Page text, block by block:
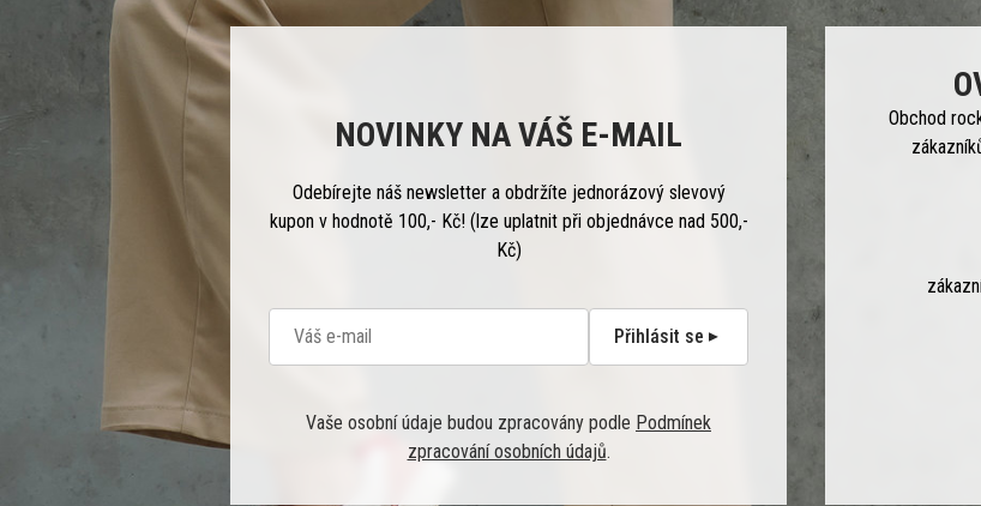
NOVINKY NA VÁŠ E-MAIL
Odebírejte náš newsletter a obdržíte jednorázový slevový
kupon v hodnotě 100,- Kč! (lze uplatnit při objednávce nad 500,-
Kč)
Přihlásit se
Vaše osobní údaje budou zpracovány podle Podmínek
zpracování osobních údajů.
Obchod